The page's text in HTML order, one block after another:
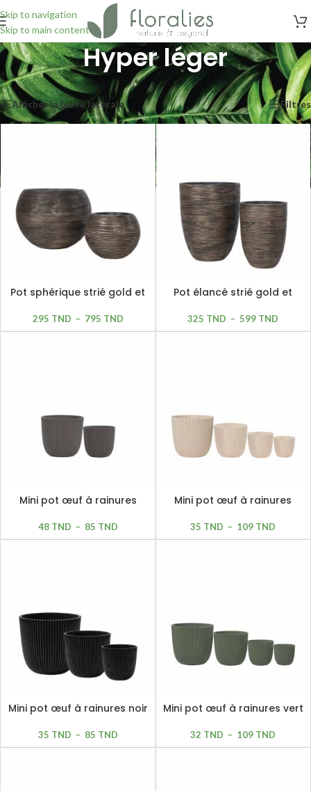
Skip to navigation
Skip to main content
Hyper léger
Accueil/Pots/Hyper léger Affichage de 1–24 sur 40 résultats
Afficher la barre latérale Filtres
Pot sphérique strié gold et
295 TND – 795 TND
Pot élancé strié gold et
325 TND – 599 TND
Mini pot œuf à rainures
48 TND – 85 TND
Mini pot œuf à rainures
35 TND – 109 TND
Mini pot œuf à rainures noir
35 TND – 85 TND
Mini pot œuf à rainures vert
32 TND – 109 TND